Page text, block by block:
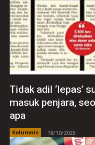
Tidak adil ‘lepas’
masuk penjara,
apa
Kolumnis 18/10/2025